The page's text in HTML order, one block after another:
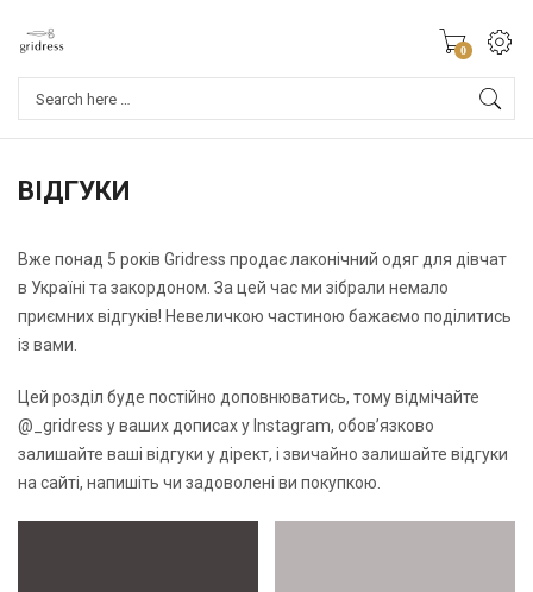
0
ВІДГУКИ
Вже понад 5 років Gridress продає лаконічний одяг для дівчат
в Україні та закордоном. За цей час ми зібрали немало
приємних відгуків! Невеличкою частиною бажаємо поділитись
із вами.
Цей розділ буде постійно доповнюватись, тому відмічайте
@_gridress у ваших дописах у Instagram, обов’язково
залишайте ваші відгуки у дірект, і звичайно залишайте відгуки
на сайті, напишіть чи задоволені ви покупкою.